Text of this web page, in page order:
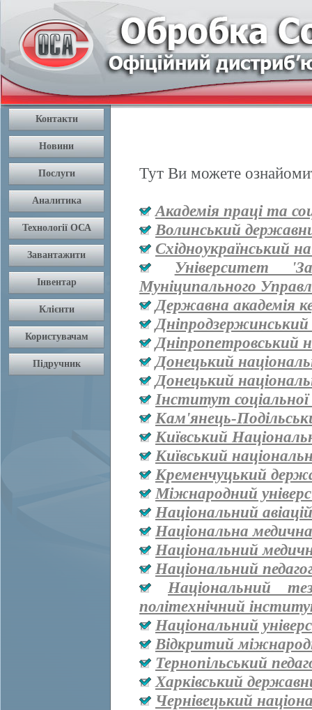
Тут Ви можете
Академія праці та
Волинський
Східноукраїнський
Університет
Муніципального
Державна академія
Дніпропетровський
Донецький
Донецький
Інститут
Кам'янець-
Київський
Київський
Кременчуцький
Міжнародний
Національний
Національна медична
Національний
Національний
Національний
політехнічний
Національний
Відкритий
Тернопільський
Харківський
Чернівецький